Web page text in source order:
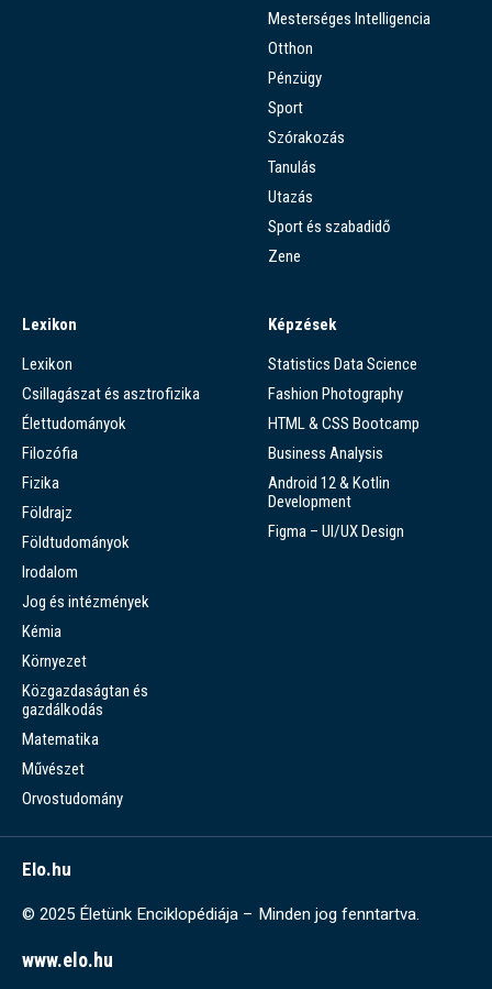
Mesterséges Intelligencia
Otthon
Pénzügy
Sport
Szórakozás
Tanulás
Utazás
Sport és szabadidő
Zene
Lexikon
Lexikon
Csillagászat és asztrofizika
Élettudományok
Filozófia
Fizika
Földrajz
Földtudományok
Irodalom
Jog és intézmények
Kémia
Környezet
Közgazdaságtan és
gazdálkodás
Matematika
Művészet
Orvostudomány
Képzések
Statistics Data Science
Fashion Photography
HTML & CSS Bootcamp
Business Analysis
Android 12 & Kotlin
Development
Figma – UI/UX Design
Elo.hu
© 2025 Életünk Enciklopédiája – Minden jog fenntartva.
www.elo.hu